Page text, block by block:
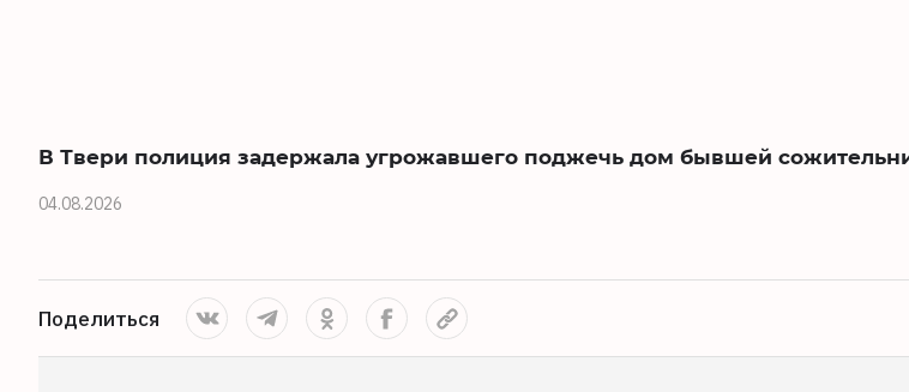
В Твери полиция задержала угрожавшего поджечь дом бывшей
04.08.2026
Поделиться